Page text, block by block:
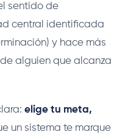
sentido de
central identificada
y hace más
alguien que alcanza
elige tu meta,
un sistema te marque